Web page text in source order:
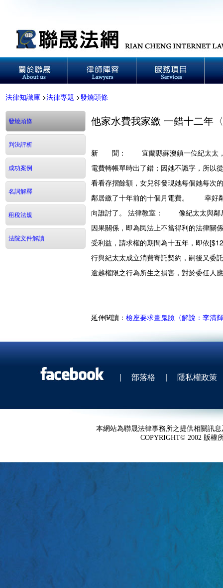
法律知識庫 >法律專題 >發燒頭條
發燒頭條
判決評析
成功案例
名詞解釋
租稅法規
法院文件解讀
他家水費我家繳 一錯十二年
新 聞：
宜蘭縣蘇澳鎮一位紀太太，
電費轉帳單時出了錯；因她不識字，所以
看看存摺餘額，女兒卻發現她每個她每次
鄰居繳了十年前的十個月電費。 幸好鄰
向誰討了。 法律教室：
像紀太太與鄰居
因果關係，即為民法上不當得利的法律關
受利益，請求權的期間為十五年，即依
行與紀太太成立消費寄託契約，嗣後又委
逾越權限之行為所生之損害，對於委任人
延伸閱讀： 檢座要求畫鬼臉〈解說：李清
| 部落格 | 隱私權政策
本網站為聯晟法律事務所之提供相關訊
COPYRIGHT© 2002 版權